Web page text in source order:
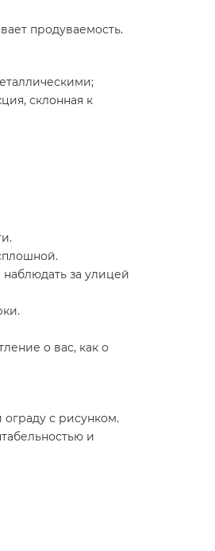
продуваемость.
склонная к
за улицей
о вас, как о
с рисунком.
и